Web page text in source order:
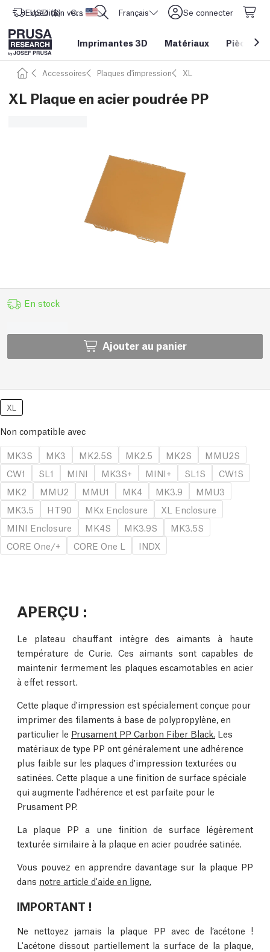
Expédition vers Etats-Unis d'Amérique
USD ($) CORE One L: Maintenant en stock ! Français Se connecter
Imprimantes 3D Matériaux Pièces&
Accessoires Plaques d'impression XL
XL Plaque en acier poudrée PP
En stock
Ajouter au panier
XL
Non compatible avec
MK3S
MK3 MK2.5S MK2.5 MK2S
MMU2S
CW1
SL1 MINI MK3S+ MINI+ SL1S
CW1S
MK2
MMU2 MMU1 MK4 MK3.9
MMU3
MK3.5
HT90 MKx Enclosure
XL Enclosure
MINI Enclosure
MK4S MK3.9S
MK3.5S
CORE One/+
CORE One L INDX
APERÇU :
Le plateau chauffant intègre des aimants à haute
température de Curie. Ces aimants sont capables de
maintenir fermement les plaques escamotables en acier
à effet ressort.
Cette plaque d'impression est spécialement conçue pour
imprimer des filaments à base de polypropylène, en
particulier le Prusament PP Carbon Fiber Black. Les
matériaux de type PP ont généralement une adhérence
plus faible sur les plaques d'impression texturées ou
satinées. Cette plaque a une finition de surface spéciale
qui augmente l'adhérence et est parfaite pour le
Prusament PP.
La plaque PP a une finition de surface légèrement
texturée similaire à la plaque en acier poudrée satinée.
Vous pouvez en apprendre davantage sur la plaque PP
dans notre article d'aide en ligne.
IMPORTANT !
Ne nettoyez jamais la plaque PP avec de l’acétone !
L'acétone dissout partiellement la surface de la plaque,